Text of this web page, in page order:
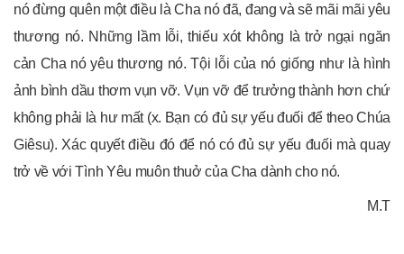
nó đừng quên một điều là Cha nó đã, đang và sẽ mãi mãi yêu
thương nó. Những lầm lỗi, thiếu xót không là trở ngại ngăn
cản Cha nó yêu thương nó. Tội lỗi của nó giống như là hình
ảnh bình dầu thơm vụn vỡ. Vụn vỡ để trưởng thành hơn chứ
không phải là hư mất (x. Bạn có đủ sự yếu đuối để theo Chúa
Giêsu). Xác quyết điều đó để nó có đủ sự yếu đuối mà quay
trở về với Tình Yêu muôn thuở của Cha dành cho nó.
M.T